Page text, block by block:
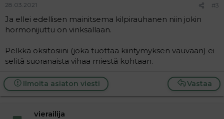
28.03.2021 #3
Ja ellei edellisen mainitsema kilpirauhanen niin jokin
hormonijuttu on vinksallaan.
Pelkkä oksitosiini (joka tuottaa kiintymyksen vauvaan) ei
selitä suoranaista vihaa miestä kohtaan.
Vastaa
Ilmoita asiaton viesti
vierailija